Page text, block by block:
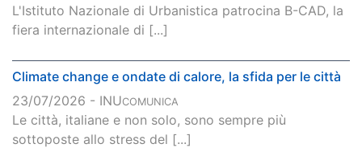
L'Istituto Nazionale di Urbanistica patrocina B-CAD, la
fiera internazionale di [...]
Climate change e ondate di calore, la sfida per le città
23/07/2026 - INUCOMUNICA
Le città, italiane e non solo, sono sempre più
sottoposte allo stress del [...]